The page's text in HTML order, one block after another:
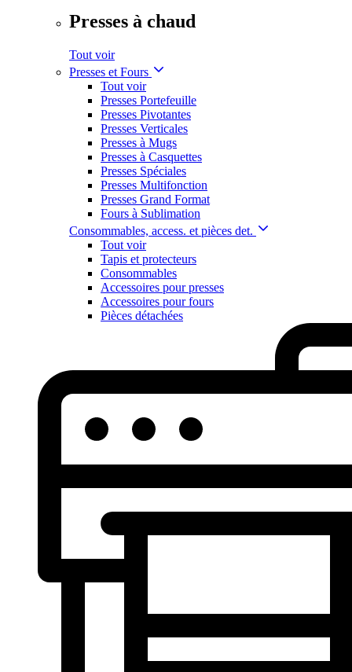
Presses à chaud
Tout voir
Presses et Fours
Tout voir
Presses Portefeuille
Presses Pivotantes
Presses Verticales
Presses à Mugs
Presses à Casquettes
Presses Spéciales
Presses Multifonction
Presses Grand Format
Fours à Sublimation
Consommables, access. et pièces det.
Tout voir
Tapis et protecteurs
Consommables
Accessoires pour presses
Accessoires pour fours
Pièces détachées